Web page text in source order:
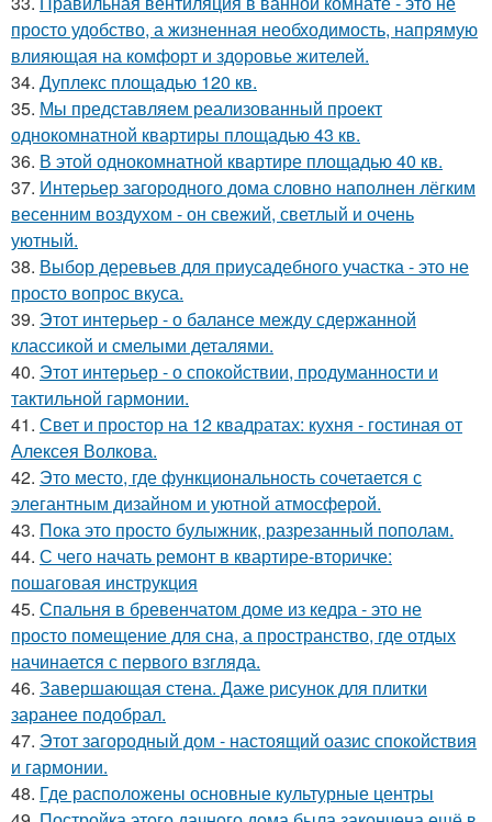
просто удобство, а жизненная необходимость, напрямую
влияющая на комфорт и здоровье жителей.
34. Дуплекс площадью 120 кв.
35. Мы представляем реализованный проект
однокомнатной квартиры площадью 43 кв.
36. В этой однокомнатной квартире площадью 40 кв.
37. Интерьер загородного дома словно наполнен лёгким
весенним воздухом - он свежий, светлый и очень
уютный.
38. Выбор деревьев для приусадебного участка - это не
просто вопрос вкуса.
39. Этот интерьер - о балансе между сдержанной
классикой и смелыми деталями.
40. Этот интерьер - о спокойствии, продуманности и
тактильной гармонии.
41. Свет и простор на 12 квадратах: кухня - гостиная от
Алексея Волкова.
42. Это место, где функциональность сочетается с
элегантным дизайном и уютной атмосферой.
43. Пока это просто булыжник, разрезанный пополам.
44. С чего начать ремонт в квартире-вторичке:
пошаговая инструкция
45. Спальня в бревенчатом доме из кедра - это не
просто помещение для сна, а пространство, где отдых
начинается с первого взгляда.
46. Завершающая стена. Даже рисунок для плитки
заранее подобрал.
47. Этот загородный дом - настоящий оазис спокойствия
и гармонии.
48. Где расположены основные культурные центры